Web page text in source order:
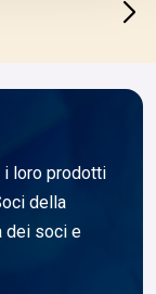
i loro prodotti
della
dei soci e